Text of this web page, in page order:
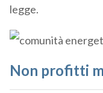
legge.
Non profitti